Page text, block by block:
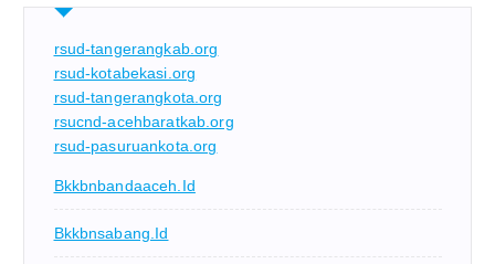
rsud-tangerangkab.org
rsud-kotabekasi.org
rsud-tangerangkota.org
rsucnd-acehbaratkab.org
rsud-pasuruankota.org
Bkkbnbandaaceh.id
Bkkbnsabang.id